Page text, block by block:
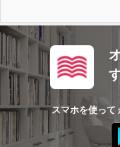
スマホを使って